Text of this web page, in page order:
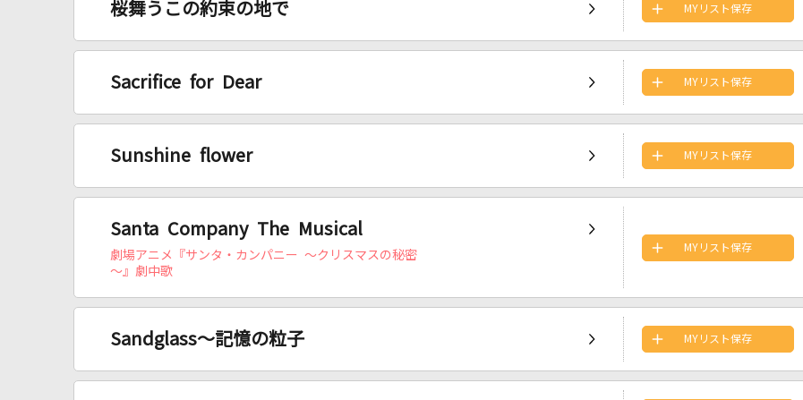
桜舞うこの約束の地で MYリスト保存
Sacrifice for Dear MYリスト保存
Sunshine flower MYリスト保存
Santa Company The Musical
劇場アニメ『サンタ・カンパニー ～クリスマスの秘密
～』劇中歌
MYリスト保存
Sandglass～記憶の粒子 MYリスト保存